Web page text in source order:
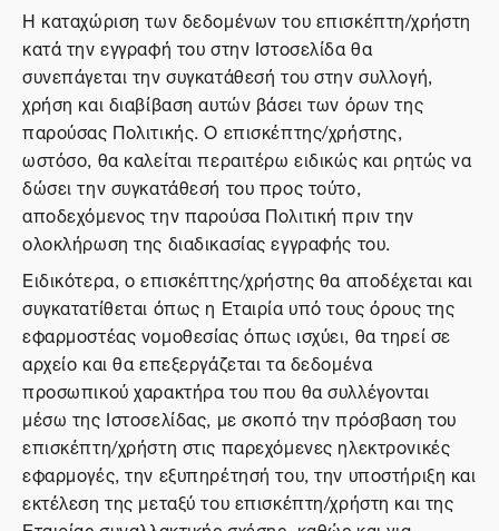
Η καταχώριση των δεδομένων του επισκέπτη/χρήστη
κατά την εγγραφή του στην Ιστοσελίδα θα
συνεπάγεται την συγκατάθεσή του στην συλλογή,
χρήση και διαβίβαση αυτών βάσει των όρων της
παρούσας Πολιτικής. Ο επισκέπτης/χρήστης,
ωστόσο, θα καλείται περαιτέρω ειδικώς και ρητώς να
δώσει την συγκατάθεσή του προς τούτο,
αποδεχόμενος την παρούσα Πολιτική πριν την
ολοκλήρωση της διαδικασίας εγγραφής του.
Ειδικότερα, ο επισκέπτης/χρήστης θα αποδέχεται και
συγκατατίθεται όπως η Εταιρία υπό τους όρους της
εφαρμοστέας νομοθεσίας όπως ισχύει, θα τηρεί σε
αρχείο και θα επεξεργάζεται τα δεδομένα
προσωπικού χαρακτήρα του που θα συλλέγονται
μέσω της Ιστοσελίδας, με σκοπό την πρόσβαση του
επισκέπτη/χρήστη στις παρεχόμενες ηλεκτρονικές
εφαρμογές, την εξυπηρέτησή του, την υποστήριξη και
εκτέλεση της μεταξύ του επισκέπτη/χρήστη και της